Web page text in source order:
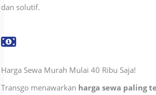
dan solutif.
Harga Sewa Murah Mulai 40 Ribu Saja!
Transgo menawarkan harga sewa paling